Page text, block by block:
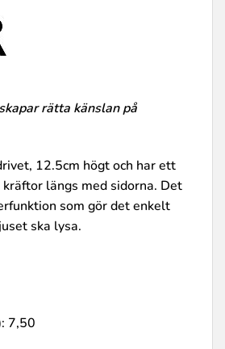
rätta känslan på
12.5cm högt och har ett
längs med sidorna. Det
som gör det enkelt
ska lysa.
7,50